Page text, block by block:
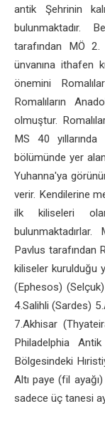
antik Şehrinin
bulunmaktadır.
tarafından MÖ 2.
ünvanına ithafen
önemini
Romalıların
olmuştur.
MS 40 yıllarında
bölümünde yer
Yuhanna'ya
verir. Kendilerine
ilk kiliseleri
Pavlus tarafından
kiliseler kurulduğu
(Ephesos)
4.Salihli (Sardes)
7.Akhisar
Philadelphia
Bölgesindeki
Altı paye (fil
sadece üç tanesi